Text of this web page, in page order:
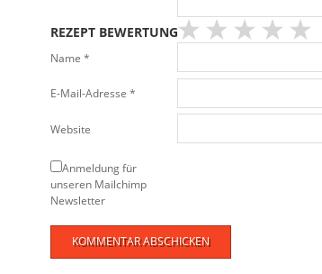
REZEPT BEWERTUNG
Name *
E-Mail-Adresse *
Website
Anmeldung für
unseren Mailchimp
Newsletter